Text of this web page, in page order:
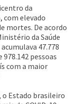
da
com elevado
mortes. De acordo
da Saúde
47.778
pessoas
com a maior
o Estado brasileiro